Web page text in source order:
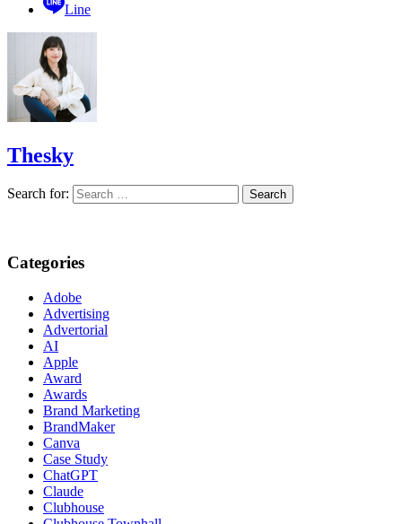
Line
Thesky
Search for:
Categories
Adobe
Advertising
Advertorial
AI
Apple
Award
Awards
Brand Marketing
BrandMaker
Canva
Case Study
ChatGPT
Claude
Clubhouse